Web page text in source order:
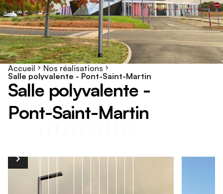
Accueil
Nos réalisations
Salle polyvalente - Pont-Saint-Martin
Salle polyvalente -
Pont-Saint-Martin